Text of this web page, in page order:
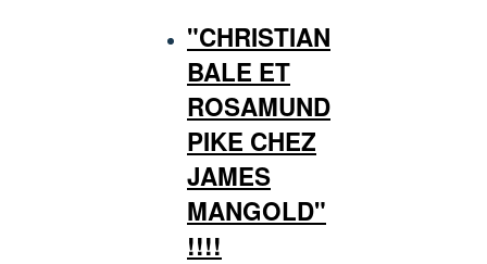
"CHRISTIAN
BALE ET
ROSAMUND
PIKE CHEZ
JAMES
MANGOLD"
!!!!